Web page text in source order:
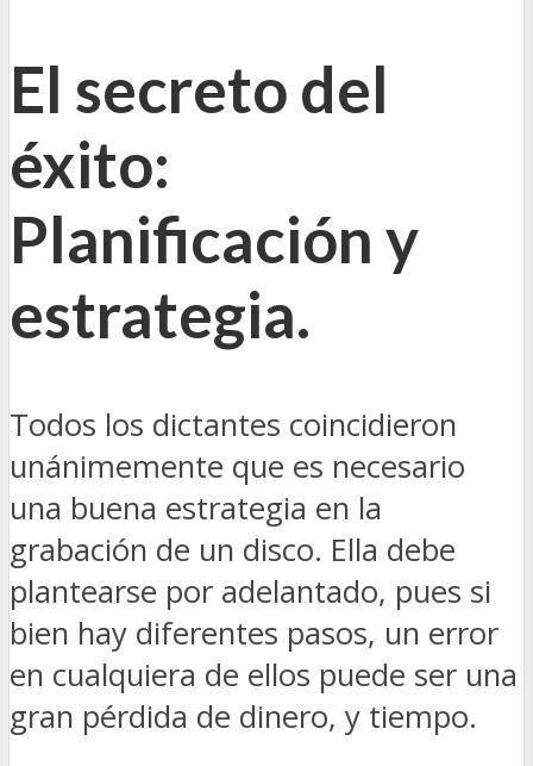
El secreto del
éxito:
Planificación y
estrategia.
Todos los dictantes coincidieron
unánimemente que es necesario
una buena estrategia en la
grabación de un disco. Ella debe
plantearse por adelantado, pues si
bien hay diferentes pasos, un error
en cualquiera de ellos puede ser una
gran pérdida de dinero, y tiempo.